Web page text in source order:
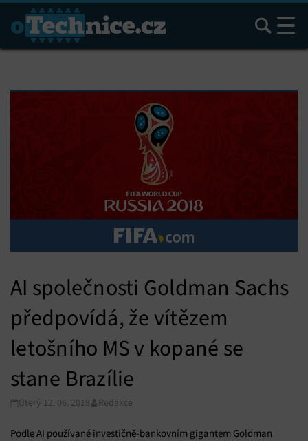
Hledat
AI společnosti Goldman Sachs
předpovídá, že vítězem
letošního MS v kopané se
stane Brazílie
Úterý 12. 06. 2018 Redakce
Podle AI používané investičně-bankovním gigantem Goldman